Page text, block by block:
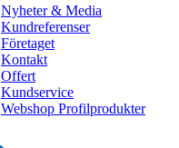
Nyheter & Media
Kundreferenser
Företaget
Kontakt
Offert
Kundservice
Webshop Profilprodukter